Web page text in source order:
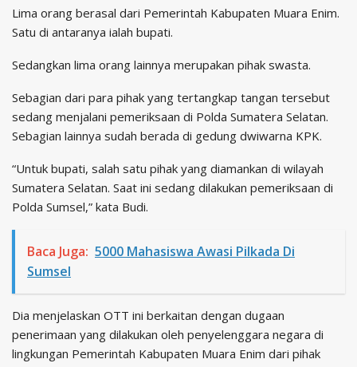
Lima orang berasal dari Pemerintah Kabupaten Muara Enim.
Satu di antaranya ialah bupati.
Sedangkan lima orang lainnya merupakan pihak swasta.
Sebagian dari para pihak yang tertangkap tangan tersebut
sedang menjalani pemeriksaan di Polda Sumatera Selatan.
Sebagian lainnya sudah berada di gedung dwiwarna KPK.
“Untuk bupati, salah satu pihak yang diamankan di wilayah
Sumatera Selatan. Saat ini sedang dilakukan pemeriksaan di
Polda Sumsel,” kata Budi.
Baca Juga: 5000 Mahasiswa Awasi Pilkada Di
Sumsel
Dia menjelaskan OTT ini berkaitan dengan dugaan
penerimaan yang dilakukan oleh penyelenggara negara di
lingkungan Pemerintah Kabupaten Muara Enim dari pihak